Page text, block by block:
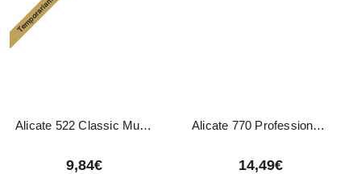
Alicate 522 Classic Mundial
9,84€
Alicate 770 Professional Mundial
14,49€